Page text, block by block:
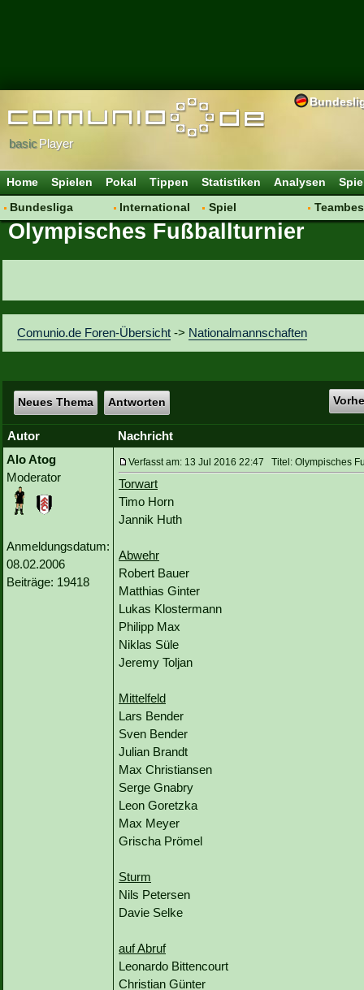
basicPlayer
Home Spielen Pokal Tippen Statistiken Analysen
Bundesliga
Hot News
Vereinsfragen
International
Vereine
Spiel
Regeln & Tipps
Olympisches Fußballturnier
Comunio.de Foren-Übersicht -> Nationalmannschaften
Neues Thema Antworten
Autor
Nachricht
Alo Atog
Moderator
Anmeldungsdatum:
08.02.2006
Beiträge: 19418
Verfasst am: 13 Jul 2016 22:47 Titel: Olympisches
Torwart
Timo Horn
Jannik Huth
Abwehr
Robert Bauer
Matthias Ginter
Lukas Klostermann
Philipp Max
Niklas Süle
Jeremy Toljan
Mittelfeld
Lars Bender
Sven Bender
Julian Brandt
Max Christiansen
Serge Gnabry
Leon Goretzka
Max Meyer
Grischa Prömel
Sturm
Nils Petersen
Davie Selke
auf Abruf
Leonardo Bittencourt
Christian Günter